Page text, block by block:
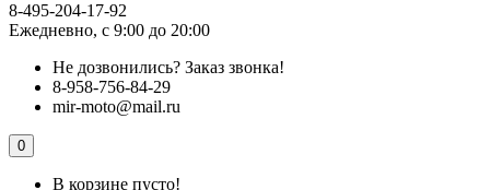
8-495-204-17-92
Ежедневно, с 9:00 до 20:00
Не дозвонились? Заказ звонка!
8-958-756-84-29
mir-moto@mail.ru
0
В корзине пусто!